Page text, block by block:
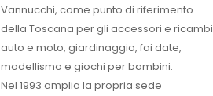
Vannucchi, come punto di riferimento
della Toscana per gli accessori e ricambi
auto e moto, giardinaggio, fai date,
modellismo e giochi per bambini.
Nel 1993 amplia la propria sede